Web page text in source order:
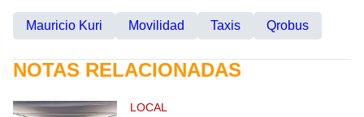
Mauricio Kuri Movilidad Taxis Qrobus
NOTAS RELACIONADAS
LOCAL